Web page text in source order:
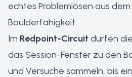
echtes Problemlösen aus
Boulderfähigkeit.
Im Redpoint-Circuit dürfen
das Session-Fenster zu den
und Versuche sammeln, bis